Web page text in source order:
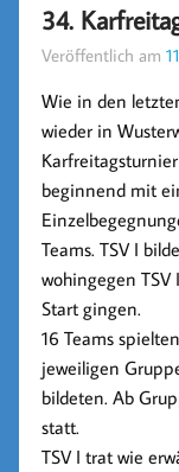
34.
Veröffentlich am
Wie in den
wieder in
beginnend mit
Teams. TSV I
wohingegen
Start gingen.
16 Teams
jeweiligen
bildeten. Ab
statt.
TSV I trat wie